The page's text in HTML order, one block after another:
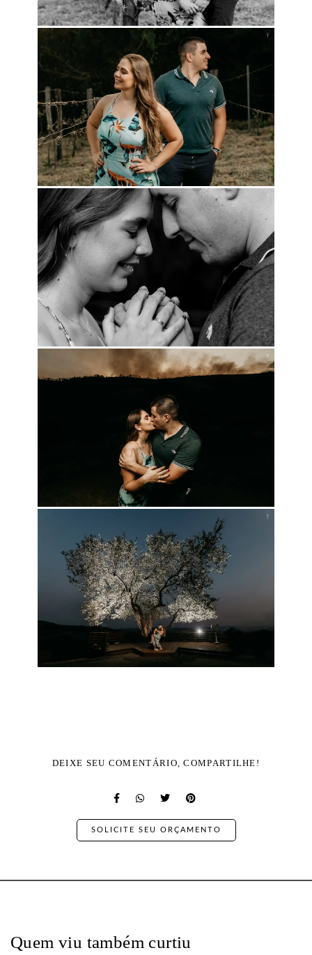
DEIXE SEU COMENTÁRIO, COMPARTILHE!
SOLICITE SEU ORÇAMENTO
Quem viu também curtiu